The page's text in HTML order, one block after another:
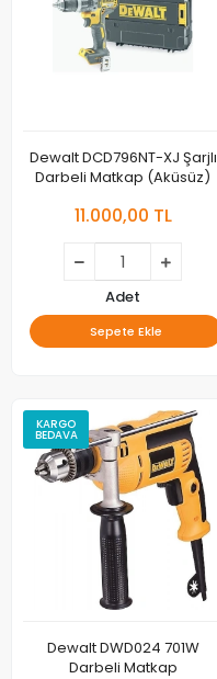
Dewalt DCD796NT-XJ Şarjlı
Darbeli Matkap (Aküsüz)
11.000,00 TL
Adet
Sepete Ekle
KARGO
BEDAVA
Dewalt DWD024 701W
Darbeli Matkap